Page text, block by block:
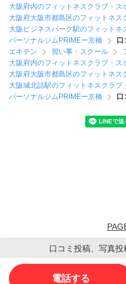
大阪府内のフィットネスクラブ・ス
大阪府大阪市都島区のフィットネス
大阪ビジネスパーク駅のフィットネ
パーソナルジムPRIMEー京橋
口
エキテン
習い事・スクール
大阪府内のフィットネスクラブ・ス
大阪府大阪市都島区のフィットネス
大阪城北詰駅のフィットネスクラブ
パーソナルジムPRIMEー京橋
口
口コミ投稿、写真
電話する